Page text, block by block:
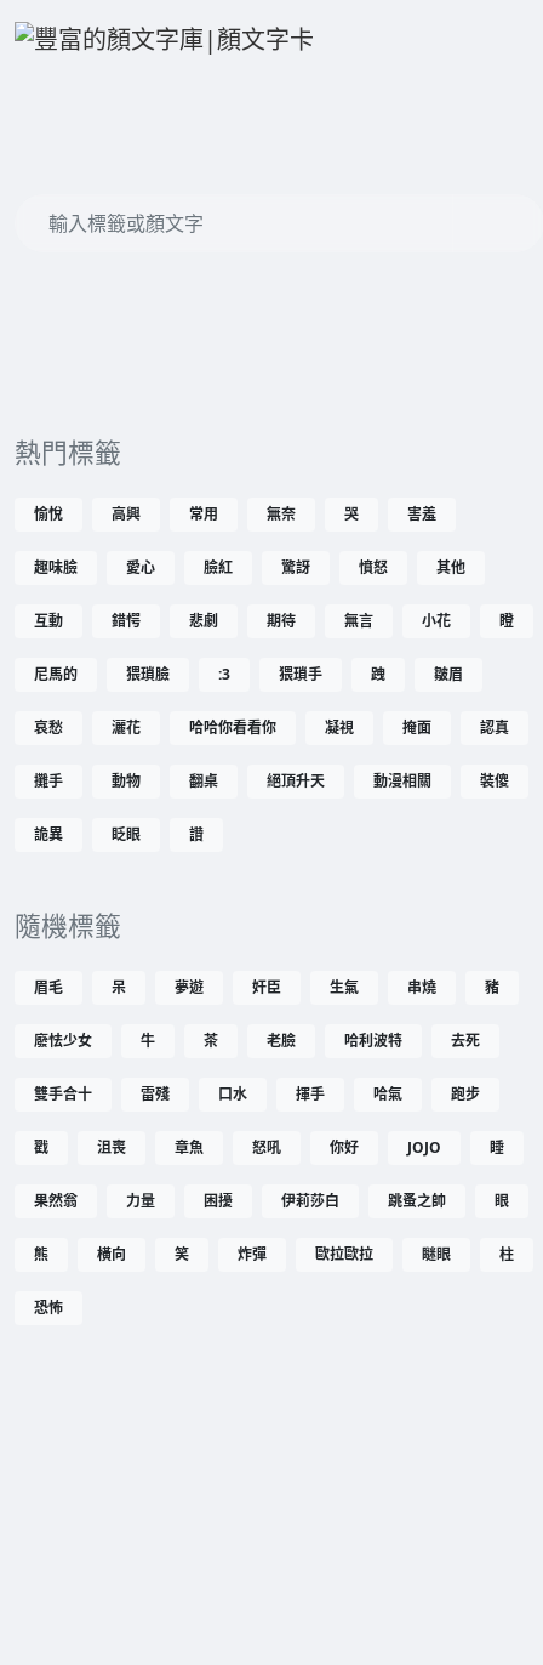
熱門標籤
愉悅 高興 常用 無奈 哭 害羞
趣味臉 愛心 臉紅 驚訝 憤怒 其他
互動 錯愕 悲劇 期待 無言 小花 瞪
尼馬的 猥瑣臉 :3 猥瑣手 跩 皺眉
哀愁 灑花 哈哈你看看你 凝視 掩面 認真
攤手 動物 翻桌 絕頂升天 動漫相關 裝傻
詭異 眨眼 讚
隨機標籤
眉毛 呆 夢遊 奸臣 生氣 串燒 豬
廢怯少女 牛 茶 老臉 哈利波特 去死
雙手合十 雷殘 口水 揮手 哈氣 跑步
戳 沮喪 章魚 怒吼 你好 JOJO 睡
果然翁 力量 困擾 伊莉莎白 跳蚤之帥 眼
熊 橫向 笑 炸彈 歐拉歐拉 瞇眼 柱
恐怖